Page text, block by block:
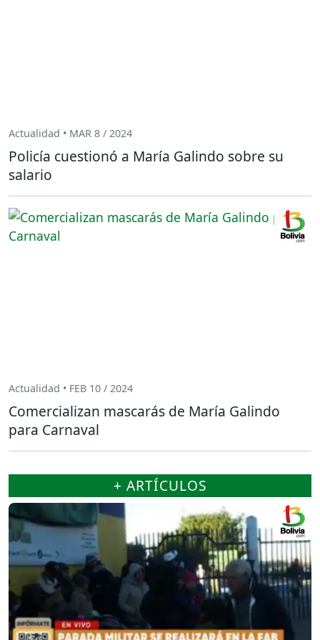
Actualidad • MAR 8 / 2024
Policía cuestionó a María Galindo sobre su
salario
Actualidad • FEB 10 / 2024
Comercializan mascarás de María Galindo
para Carnaval
+ ARTÍCULOS